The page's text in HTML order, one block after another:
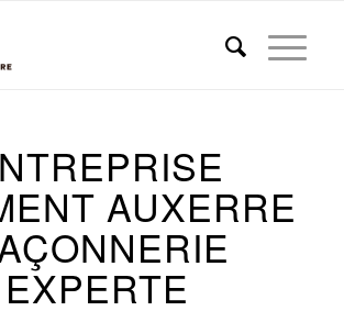
AUXERRE
EXPERTE